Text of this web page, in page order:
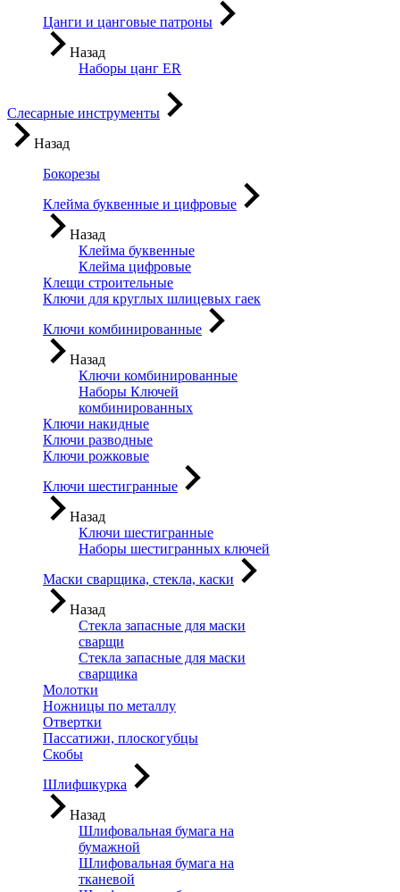
Цанги и цанговые патроны
Назад
Наборы цанг ER
Слесарные инструменты
Назад
Бокорезы
Клейма буквенные и цифровые
Назад
Клейма буквенные
Клейма цифровые
Клещи строительные
Ключи для круглых шлицевых гаек
Ключи комбинированные
Назад
Ключи комбинированные
Наборы Ключей
комбинированных
Ключи накидные
Ключи разводные
Ключи рожковые
Ключи шестигранные
Назад
Ключи шестигранные
Наборы шестигранных ключей
Маски сварщика, стекла, каски
Назад
Стекла запасные для маски
сварщи
Стекла запасные для маски
сварщика
Молотки
Ножницы по металлу
Отвертки
Пассатижи, плоскогубцы
Скобы
Шлифшкурка
Назад
Шлифовальная бумага на
бумажной
Шлифовальная бумага на
тканевой